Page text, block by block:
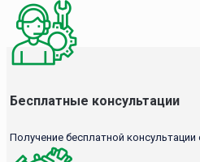
Бесплатные консультации
Получение бесплатной